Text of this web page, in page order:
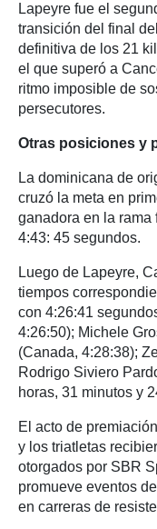
Lapeyre fue el
transición del final
definitiva de los 21
el que superó a
ritmo imposible de
persecutores.
Otras posiciones y
La dominicana de
cruzó la meta en
ganadora en la rama
4:43: 45 segundos.
Luego de Lapeyre,
tiempos
con 4:26:41
4:26:50); Michele
(Canada, 4:28:38);
Rodrigo Siviero
horas, 31 minutos y
El acto de
y los triatletas
otorgados por SBR
promueve eventos
en carreras de